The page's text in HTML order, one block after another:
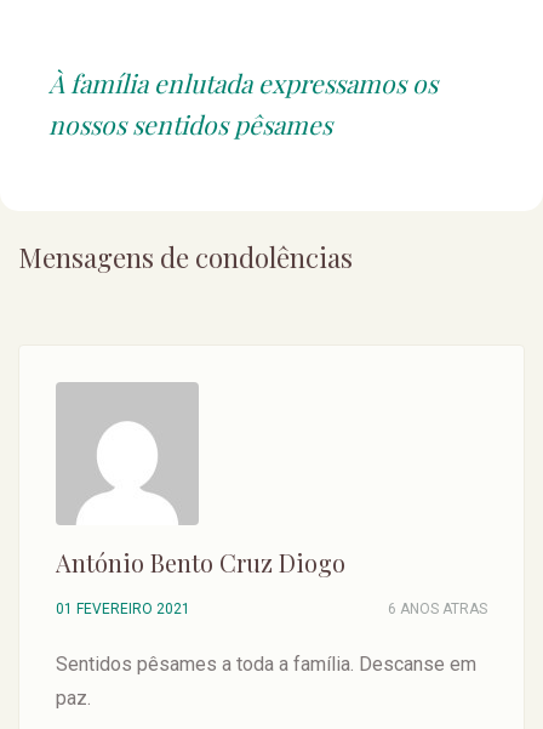
À família enlutada expressamos os
nossos sentidos pêsames
Mensagens de condolências
António Bento Cruz Diogo
01 FEVEREIRO 2021 6 ANOS ATRAS
Sentidos pêsames a toda a família. Descanse em
paz.